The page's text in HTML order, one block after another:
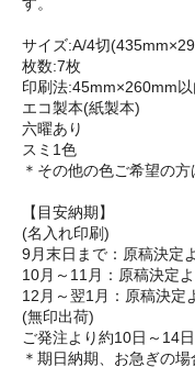
サイズ:A/4切
枚数:7枚
印刷法:45mm×260mm以
エコ製本(紙製本)
六曜あり
スミ1色
＊その他の色ご希望の方
【目安納期】
(名入れ印刷)
9月末日まで：原稿決定
10月～11月：原稿決定
12月～翌1月：原稿決定
(無印出荷)
ご発注より約10日～14
＊期日納期、お急ぎの